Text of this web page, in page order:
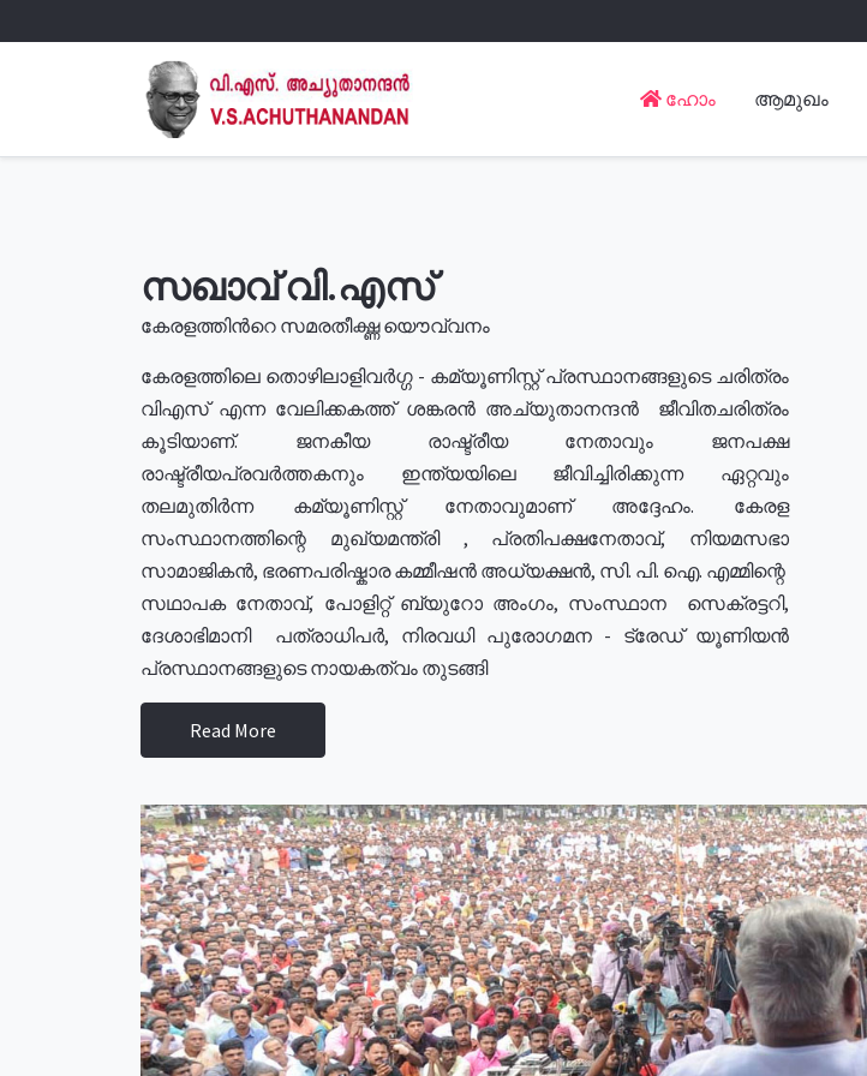
ഹോം ആമുഖം
സഖാവ് വി.എസ്
കേരളത്തിൻറെ സമരതീക്ഷ്ണ യൌവ്വനം
കേരളത്തിലെ തൊഴിലാളിവർഗ്ഗ - കമ്യൂണിസ്റ്റ് പ്രസ്ഥാനങ്ങളുടെ ചരിത്രം
വിഎസ് എന്ന വേലിക്കകത്ത് ശങ്കരൻ അച്യുതാനന്ദൻ ജീവിതചരിത്രം
കൂടിയാണ്. ജനകീയ രാഷ്ട്രീയ നേതാവും ജനപക്ഷ
രാഷ്ട്രീയപ്രവർത്തകനും ഇന്ത്യയിലെ ജീവിച്ചിരിക്കുന്ന ഏറ്റവും
തലമുതിർന്ന കമ്യൂണിസ്റ്റ് നേതാവുമാണ് അദ്ദേഹം. കേരള
സംസ്ഥാനത്തിന്റെ മുഖ്യമന്ത്രി , പ്രതിപക്ഷനേതാവ്, നിയമസഭാ
സാമാജികൻ, ഭരണപരിഷ്കാര കമ്മീഷൻ അധ്യക്ഷൻ, സി. പി. ഐ. എമ്മിന്റെ
സഥാപക നേതാവ്, പോളിറ്റ് ബ്യുറോ അംഗം, സംസ്ഥാന സെക്രട്ടറി,
ദേശാഭിമാനി പത്രാധിപർ, നിരവധി പുരോഗമന - ട്രേഡ് യൂണിയൻ
പ്രസ്ഥാനങ്ങളുടെ നായകത്വം തുടങ്ങി
Read More